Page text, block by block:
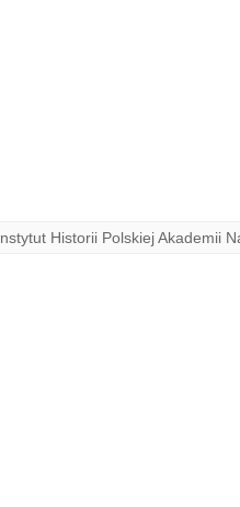
Historii Polskiej Akademii